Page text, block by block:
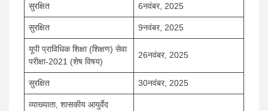
सुरक्षित 6नवंबर, 2025
सुरक्षित 9नवंबर, 2025
यूपी प्राविधिक शिक्षा (शिक्षण) सेवा
परीक्षा-2021 (शेष विषय)
26नवंबर, 2025
सुरक्षित 30नवंबर, 2025
व्याख्याता, शासकीय आयुर्वेद